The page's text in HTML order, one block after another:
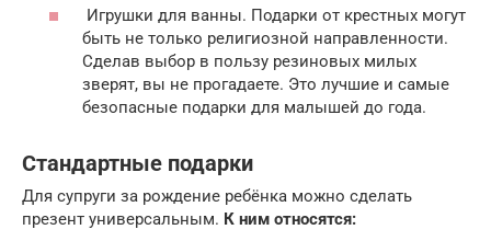
Игрушки для ванны. Подарки от крестных могут
быть не только религиозной направленности.
Сделав выбор в пользу резиновых милых
зверят, вы не прогадаете. Это лучшие и самые
безопасные подарки для малышей до года.
Стандартные подарки
Для супруги за рождение ребёнка можно сделать
презент универсальным. К ним относятся: